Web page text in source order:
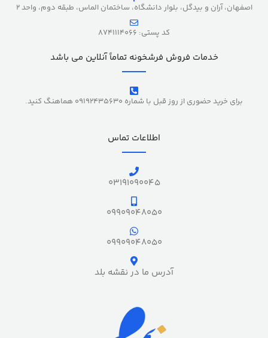
اصفهان، آران و بیدگل، بلوار دانشگاه، ساختمان الماس، طبقه دوم، واحد 2
کد پستی: 8741114066
خدمات فروش فرشخونه تماماً آنلاین می باشد
برای خرید حضوری از روز قبل با شماره 09192435630 هماهنگ کنید.
اطلاعات تماس
03191090045
09909048050
09909048050
آدرس ما در نقشه بلد